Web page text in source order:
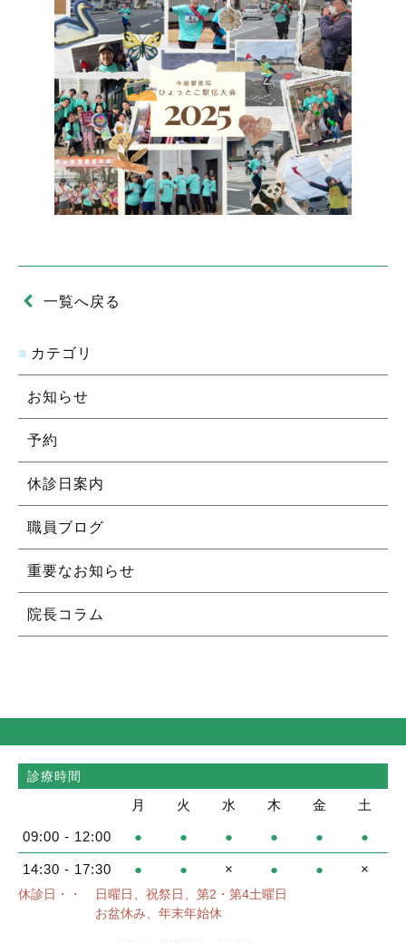
一覧へ戻る
カテゴリ
お知らせ
予約
休診日案内
職員ブログ
重要なお知らせ
院長コラム
診療時間
月 火 水 木 金 土
09:00 - 12:00 ● ● ● ● ● ●
14:30 - 17:30 ● ● × ● ● ×
休診日・・
日曜日、祝祭日、第2・第4土曜日
お盆休み、年末年始休